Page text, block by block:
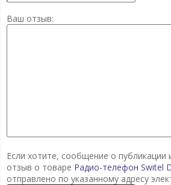
Ваш отзыв:
Если хотите, сообщение о публикации
отзыв о товаре Радио-телефон Switel
отправлено по указанному адресу